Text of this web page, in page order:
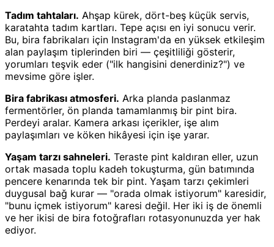
Tadım tahtaları. Ahşap kürek, dört-beş küçük servis,
karatahta tadım kartları. Tepe açısı en iyi sonucu verir.
Bu, bira fabrikaları için Instagram'da en yüksek etkileşim
alan paylaşım tiplerinden biri — çeşitliliği gösterir,
yorumları teşvik eder ("ilk hangisini denerdiniz?") ve
mevsime göre işler.
Bira fabrikası atmosferi. Arka planda paslanmaz
fermentörler, ön planda tamamlanmış bir pint bira.
Perdeyi aralar. Kamera arkası içerikler, işe alım
paylaşımları ve köken hikâyesi için işe yarar.
Yaşam tarzı sahneleri. Teraste pint kaldıran eller, uzun
ortak masada toplu kadeh tokuşturma, gün batımında
pencere kenarında tek bir pint. Yaşam tarzı çekimleri
duygusal bağ kurar — "orada olmak istiyorum" karesidir,
"bunu içmek istiyorum" karesi değil. Her iki iş de önemli
ve her ikisi de bira fotoğrafları rotasyonunuzda yer hak
ediyor.